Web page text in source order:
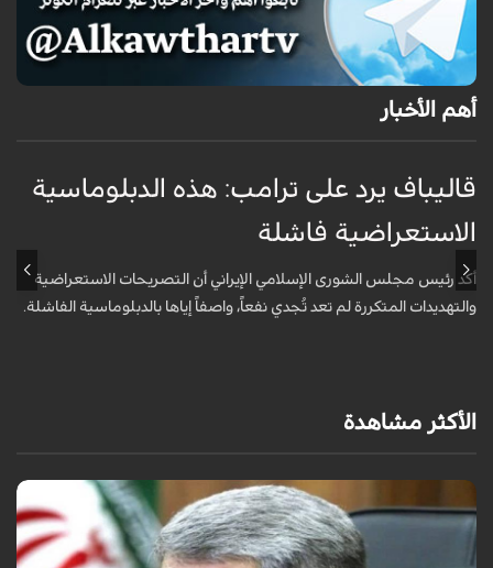
أهم الأخبار
قاليباف يرد على ترامب: هذه الدبلوماسية
الاستعراضية فاشلة
أكد رئيس مجلس الشورى الإسلامي الإيراني أن التصريحات الاستعراضية
والتهديدات المتكررة لم تعد تُجدي نفعاً، واصفاً إياها بالدبلوماسية الفاشلة.
الأكثر مشاهدة